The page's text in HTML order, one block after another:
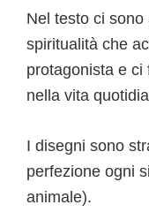
Nel testo ci
spiritualità che
protagonista e ci
nella vita
I disegni sono
perfezione ogni
animale).